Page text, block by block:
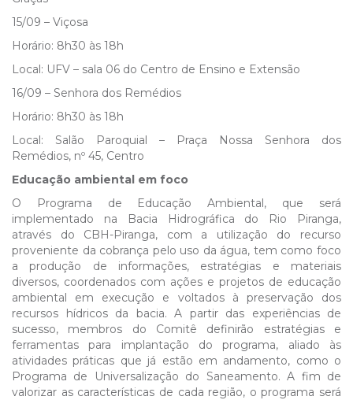
15/09 – Viçosa
Horário: 8h30 às 18h
Local: UFV – sala 06 do Centro de Ensino e Extensão
16/09 – Senhora dos Remédios
Horário: 8h30 às 18h
Local: Salão Paroquial – Praça Nossa Senhora dos
Remédios, nº 45, Centro
Educação ambiental em foco
O Programa de Educação Ambiental, que será
implementado na Bacia Hidrográfica do Rio Piranga,
através do CBH-Piranga, com a utilização do recurso
proveniente da cobrança pelo uso da água, tem como foco
a produção de informações, estratégias e materiais
diversos, coordenados com ações e projetos de educação
ambiental em execução e voltados à preservação dos
recursos hídricos da bacia. A partir das experiências de
sucesso, membros do Comitê definirão estratégias e
ferramentas para implantação do programa, aliado às
atividades práticas que já estão em andamento, como o
Programa de Universalização do Saneamento. A fim de
valorizar as características de cada região, o programa será